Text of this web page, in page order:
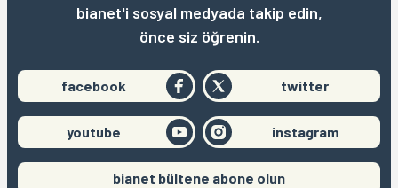
bianet'i sosyal medyada takip edin,
önce siz öğrenin.
facebook twitter
youtube instagram
bianet bültene abone olun